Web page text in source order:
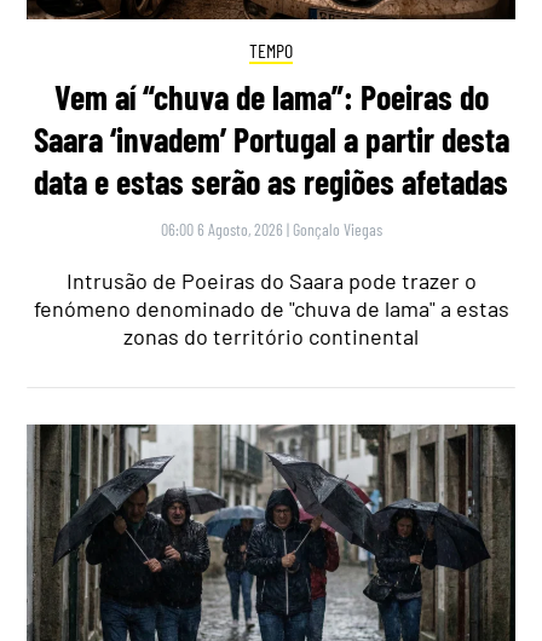
TEMPO
Vem aí “chuva de lama”: Poeiras do
Saara ‘invadem’ Portugal a partir desta
data e estas serão as regiões afetadas
06:00 6 Agosto, 2026 | Gonçalo Viegas
Intrusão de Poeiras do Saara pode trazer o
fenómeno denominado de "chuva de lama" a estas
zonas do território continental